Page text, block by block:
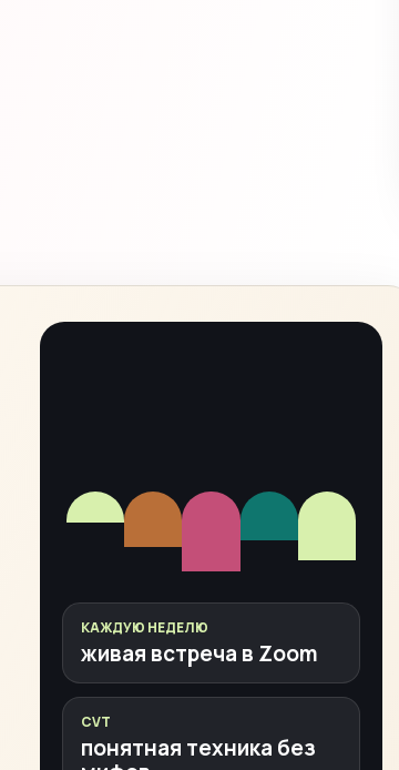
КАЖДУЮ НЕДЕЛЮ
живая встреча в Zoom
CVT
понятная техника без